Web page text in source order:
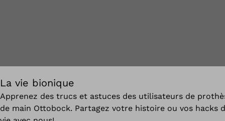
La vie bionique
Apprenez des trucs et astuces des utilisateurs de
de main Ottobock. Partagez votre histoire ou vos hacks